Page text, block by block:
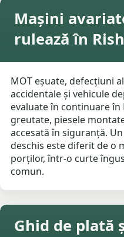
Mașini
rulează în
MOT eșuate, defecțiuni
accidentale și vehicule
evaluate în continuare în
greutate, piesele
accesată în siguranță.
deschis este diferit de o
porților, într-o curte
comun.
Ghid de plată